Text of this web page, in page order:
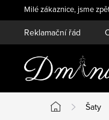
na
Milé zákaznice, jsme
Reklamační řád
Domů
Šaty